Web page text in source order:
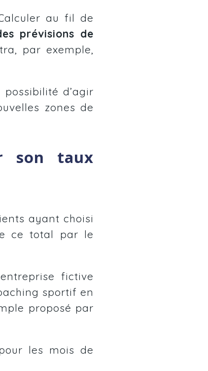
au fil de
prévisions de
par exemple,
d’agir
zones de
son taux
ayant choisi
ce total par le
fictive
sportif en
proposé par
les mois de